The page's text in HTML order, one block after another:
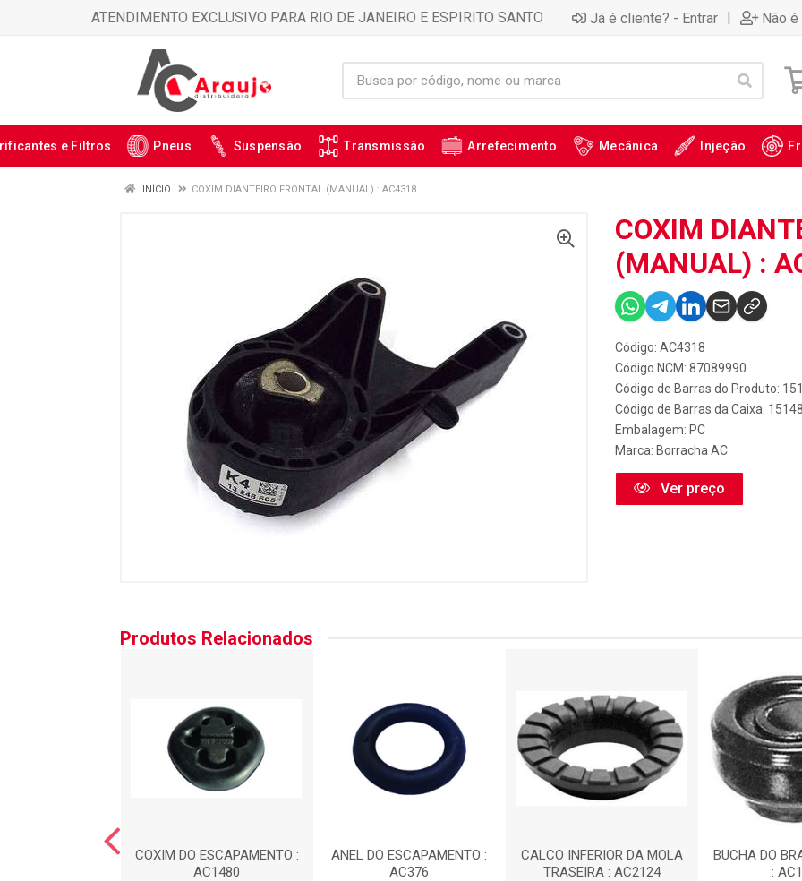
ATENDIMENTO EXCLUSIVO PARA RIO DE JANEIRO E ESPIRITO SANTO Já é cliente? - Entrar | Não
e Filtros Pneus Suspensão Transmissão Arrefecimento Mecânica Injeção
INÍCIO COXIM DIANTEIRO FRONTAL (MANUAL) : AC4318
COXIM
(MANUAL) :
Código: AC4318
Código NCM: 87089990
Código de Barras do Produto:
Código de Barras da Caixa:
Embalagem: PC
Marca: Borracha AC
Ver preço
Produtos Relacionados
COXIM DO ESCAPAMENTO :
AC1480
ANEL DO ESCAPAMENTO :
AC376
CALCO INFERIOR DA MOLA
TRASEIRA : AC2124
BUCHA DO
: